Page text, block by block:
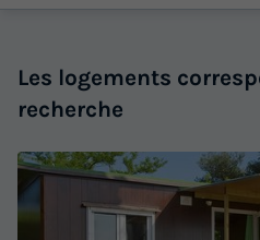
Les logements
recherche